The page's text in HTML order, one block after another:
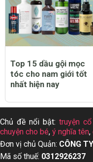
Top 15 dầu gội mọc
tóc cho nam giới tốt
nhất hiện nay
Chủ đề nổi bật:truyện
chuyện cho bé, ý nghĩa tên,
Đơn vị chủ Quản: CÔNG
Mã số thuế: 0312926237